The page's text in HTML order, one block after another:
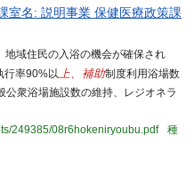
室名: 説明事業 保健医療政策課
地域住民の入浴の機会が確保され
行率90%以上、補助制度利用浴場数
衆浴場施設数の維持、レジオネラ
249385/08r6hokeniryoubu.pdf
種